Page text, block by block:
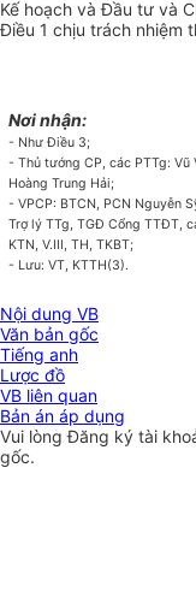
Kế hoạch và Đầu tư và
Điều 1 chịu trách nhiệm
Nơi nhận:
- Như Điều 3;
- Thủ tướng CP, các PTTg: Vũ
Hoàng Trung Hải;
- VPCP: BTCN, PCN Nguyễn
Trợ lý TTg, TGĐ Cổng TTĐT,
KTN, V.III, TH, TKBT;
- Lưu: VT, KTTH(3).
Nội dung VB
Văn bản gốc
Tiếng anh
Lược đồ
VB liên quan
Bản án áp dụng
Vui lòngĐăng ký tài
gốc.